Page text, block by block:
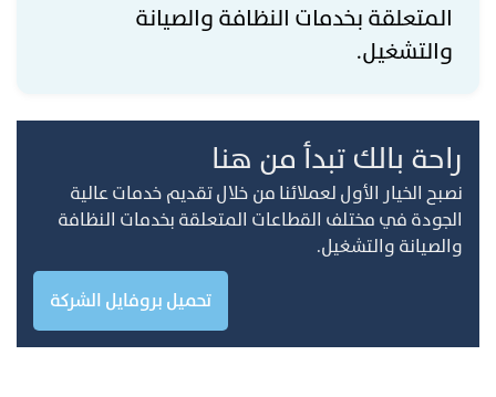
المتعلقة بخدمات النظافة والصيانة
والتشغيل.
راحة بالك تبدأ من هنا
نصبح الخيار الأول لعملائنا من خلال تقديم خدمات عالية
الجودة في مختلف القطاعات المتعلقة بخدمات النظافة
والصيانة والتشغيل.
تحميل بروفايل الشركة